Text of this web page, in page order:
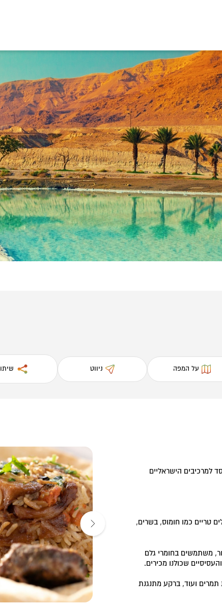
על המפה ניווט
למרכיבים הישראליים
טריים כמו חומוס, בשרים,
משתמשים בחומרי גלם
שכולנו מכירים.
ועוד, ברקע מתנגנת